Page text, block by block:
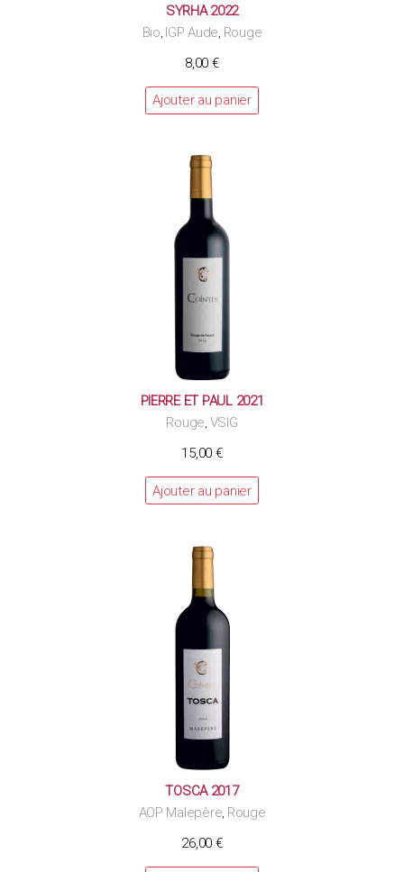
SYRHA 2022
Bio IGP Aude Rouge
8,00 €
Ajouter au panier
PIERRE ET PAUL 2021
Rouge, VSIG
15,00 €
Ajouter au panier
TOSCA 2017
AOP Malepère, Rouge
26,00 €